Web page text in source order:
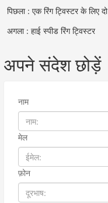
पिछला : एक रिंग ट्विस्टर के लिए दो
अगला : हाई स्पीड रिंग ट्विस्टर
अपने संदेश छोड़ें
नाम
मेल
फ़ोन